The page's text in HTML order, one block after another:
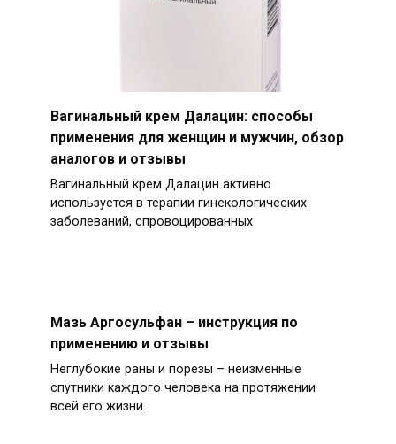
Вагинальный крем Далацин: способы
применения для женщин и мужчин, обзор
аналогов и отзывы
Вагинальный крем Далацин активно
используется в терапии гинекологических
заболеваний, спровоцированных
Мазь Аргосульфан – инструкция по
применению и отзывы
Неглубокие раны и порезы – неизменные
спутники каждого человека на протяжении
всей его жизни.